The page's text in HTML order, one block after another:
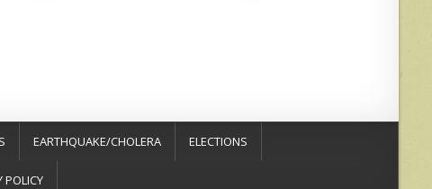
EARTHQUAKE/CHOLERA ELECTIONS
POLICY